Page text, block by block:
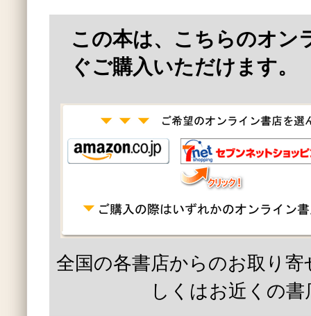
この本は、こちらのオン
ぐご購入いただけます。
全国の各書店からのお取り
しくはお近くの書